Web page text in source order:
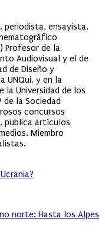
periodista, ensayista,
Profesor de la
Audiovisual y el de
de Diseño y
UNQui, y en la
la Universidad de los
de la Sociedad
concursos
publica artículos
Miembro
norte: Hasta los Alpes